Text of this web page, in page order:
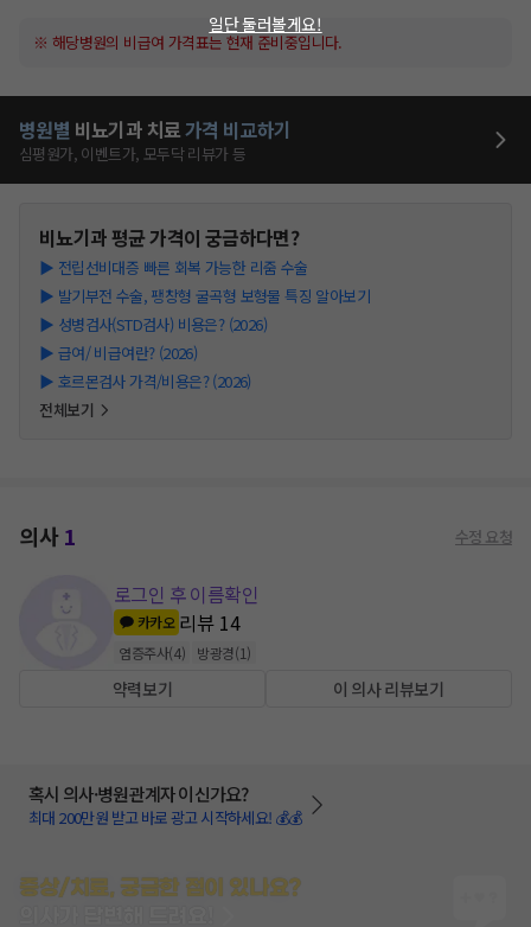
※ 해당병원의 비급여 가격표는 현재 준비중입니다.
병원별 비뇨기과 치료가격 비교하기
심평원가, 이벤트가, 모두닥 리뷰가 등
비뇨기과평균 가격이 궁금하다면?
▶ 전립선비대증 빠른 회복 가능한 리줌 수술
▶ 발기부전 수술, 팽창형 굴곡형 보형물 특징 알아보기
▶ 성병검사(STD검사) 비용은? (2026)
▶ 급여/ 비급여란? (2026)
▶ 호르몬검사 가격/비용은? (2026)
전체보기
의사1 수정 요청
로그인 후 이름확인
카카오 리뷰 14
염증주사(4) 방광경(1)
약력보기 이 의사 리뷰보기
혹시 의사·병원관계자 이신가요?
최대 200만원 받고 바로 광고 시작하세요! 💰💰
증상/치료, 궁금한 점이 있나요?
일단 둘러볼게요!